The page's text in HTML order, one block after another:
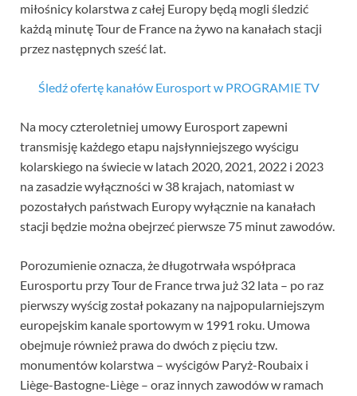
miłośnicy kolarstwa z całej Europy będą mogli śledzić
każdą minutę Tour de France na żywo na kanałach stacji
przez następnych sześć lat.
Śledź ofertę kanałów Eurosport w PROGRAMIE TV
Na mocy czteroletniej umowy Eurosport zapewni
transmisję każdego etapu najsłynniejszego wyścigu
kolarskiego na świecie w latach 2020, 2021, 2022 i 2023
na zasadzie wyłączności w 38 krajach, natomiast w
pozostałych państwach Europy wyłącznie na kanałach
stacji będzie można obejrzeć pierwsze 75 minut zawodów.
Porozumienie oznacza, że długotrwała współpraca
Eurosportu przy Tour de France trwa już 32 lata – po raz
pierwszy wyścig został pokazany na najpopularniejszym
europejskim kanale sportowym w 1991 roku. Umowa
obejmuje również prawa do dwóch z pięciu tzw.
monumentów kolarstwa – wyścigów Paryż-Roubaix i
Liège-Bastogne-Liège – oraz innych zawodów w ramach